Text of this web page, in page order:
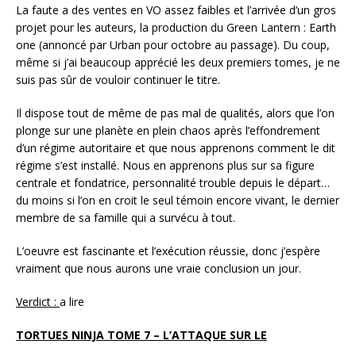
La faute a des ventes en VO assez faibles et l’arrivée d’un gros
projet pour les auteurs, la production du Green Lantern : Earth
one (annoncé par Urban pour octobre au passage). Du coup,
même si j’ai beaucoup apprécié les deux premiers tomes, je ne
suis pas sûr de vouloir continuer le titre.
Il dispose tout de même de pas mal de qualités, alors que l’on
plonge sur une planète en plein chaos après l’effondrement
d’un régime autoritaire et que nous apprenons comment le dit
régime s’est installé. Nous en apprenons plus sur sa figure
centrale et fondatrice, personnalité trouble depuis le départ…
du moins si l’on en croit le seul témoin encore vivant, le dernier
membre de sa famille qui a survécu à tout.
L’oeuvre est fascinante et l’exécution réussie, donc j’espère
vraiment que nous aurons une vraie conclusion un jour.
Verdict : a lire
TORTUES NINJA TOME 7 – L’ATTAQUE SUR LE